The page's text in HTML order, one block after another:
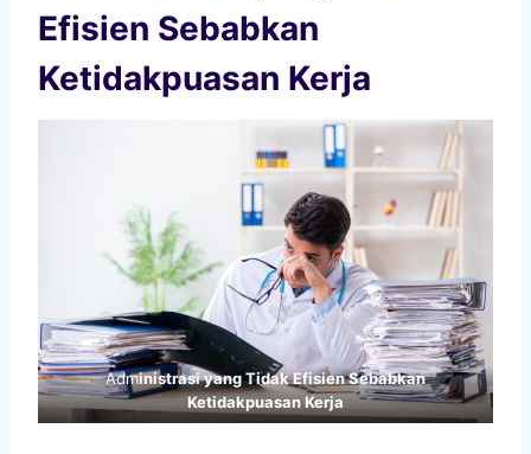
Efisien Sebabkan
Ketidakpuasan Kerja
Administrasi yang Tidak Efisien Sebabkan
Ketidakpuasan Kerja